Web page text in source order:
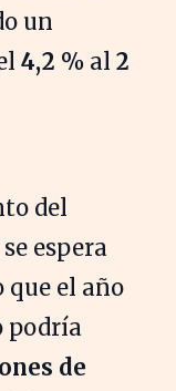
un
4,2 % al 2
del
espera
que el año
podría
de